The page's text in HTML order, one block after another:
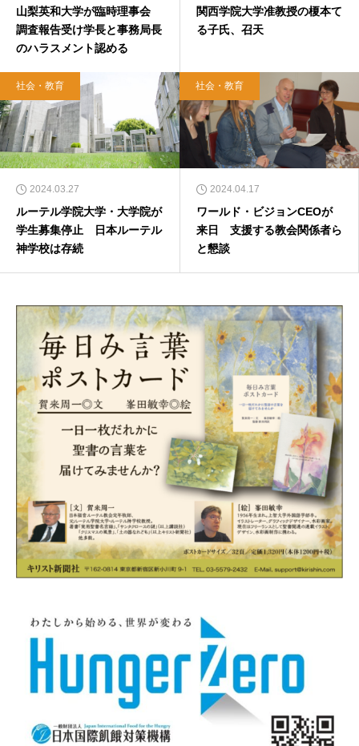
山梨英和大学が臨時理事会
調査報告受け学長と事務局長
のハラスメント認める
関西学院大学准教授の榎本て
る子氏、召天
社会・教育
2024.03.27
ルーテル学院大学・大学院が
学生募集停止 日本ルーテル
神学校は存続
社会・教育
2024.04.17
ワールド・ビジョンCEOが
来日 支援する教会関係者ら
と懇談